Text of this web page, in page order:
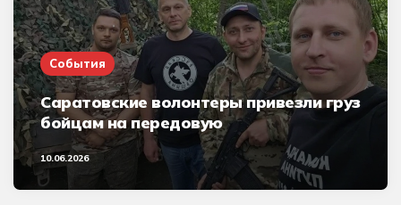
События
Саратовские волонтеры привезли груз
бойцам на передовую
10.06.2026